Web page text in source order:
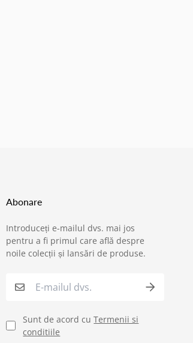
Abonare
Introduceți e-mailul dvs. mai jos
pentru a fi primul care află despre
noile colecții și lansări de produse.
Sunt de acord cuTermenii si
conditiile
Service si garantii
Verificare status comandă